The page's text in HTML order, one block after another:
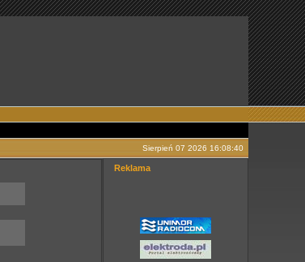
Sierpień 07 2026 16:08:40
Reklama